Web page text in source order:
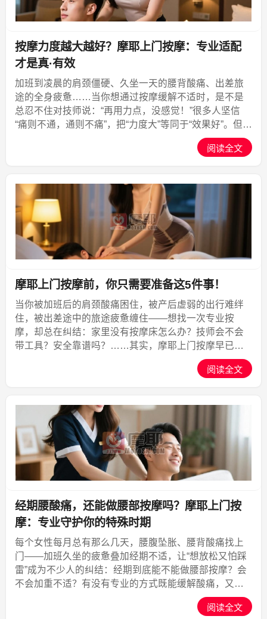
按摩力度越大越好？摩耶上门按摩：专业适配
才是真·有效
加班到凌晨的肩颈僵硬、久坐一天的腰背酸痛、出差旅
途的全身疲惫……当你想通过按摩缓解不适时，是不是
总忍不住对技师说：“再用力点，没感觉！”很多人坚信
“痛则不通，通则不痛”，把“力度大”等同于“效果好”。但真
相是——**按摩力度越大，未必效果越好，甚至可能悄悄
损伤你的肌肉、神经**。如何找到“力度刚好、...,摩耶上
阅读全文
摩耶上门按摩前，你只需要准备这5件事！
当你被加班后的肩颈酸痛困住，被产后虚弱的出行难绊
住，被出差途中的旅途疲惫缠住——想找一次专业按
摩，却总在纠结：家里没有按摩床怎么办？技师会不会
带工具？安全靠谱吗？……其实，摩耶上门按摩早已把
“复杂准备”变成“轻松应对”，你只需做好这5件事，就能足
不出户享受冠军品质的康养服务。一、环境准备：选对
阅读全文
经期腰酸痛，还能做腰部按摩吗？摩耶上门按
摩：专业守护你的特殊时期
每个女性每月总有那么几天，腰腹坠胀、腰背酸痛找上
门——加班久坐的疲惫叠加经期不适，让“想放松又怕踩
雷”成为不少人的纠结：经期到底能不能做腰部按摩？会
不会加重不适？有没有专业的方式既能缓解酸痛，又能
安全度过特殊时期？摩耶上门按摩作为行业品质标杆，
凭借便捷、专业、合规、共赢的核心理念，早已将经期
阅读全文